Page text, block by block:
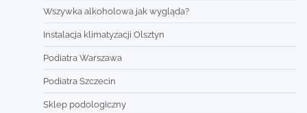
Wszywka alkoholowa jak wygląda?
Instalacja klimatyzacji Olsztyn
Podiatra Warszawa
Podiatra Szczecin
Sklep podologiczny